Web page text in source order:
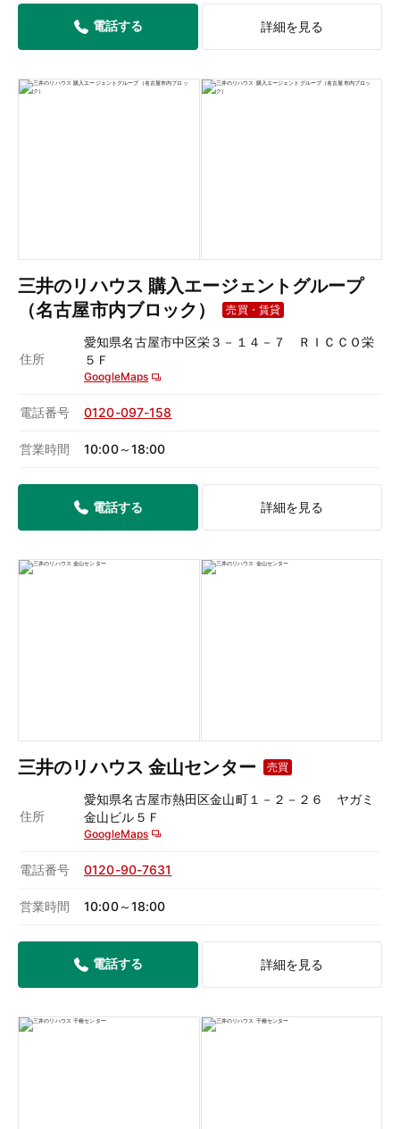
電話する 詳細を見る
三井のリハウス 購入エージェントグループ
（名古屋市内ブロック）
売買・賃貸
住所
愛知県名古屋市中区栄３－１４－７ ＲＩＣＣＯ栄
５Ｆ
GoogleMaps
電話番号 0120-097-158
営業時間 10:00～18:00
電話する 詳細を見る
三井のリハウス 金山センター 売買
住所
愛知県名古屋市熱田区金山町１－２－２６ ヤガミ
金山ビル５Ｆ
GoogleMaps
電話番号 0120-90-7631
営業時間 10:00～18:00
電話する 詳細を見る